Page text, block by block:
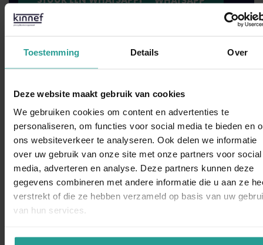
Toestemming Details Over
Deze website maakt gebruik van cookies
We gebruiken cookies om content en advertenties te
personaliseren, om functies voor social media te bieden en
ons websiteverkeer te analyseren. Ook delen we informatie
over uw gebruik van onze site met onze partners voor social
media, adverteren en analyse. Deze partners kunnen deze
gegevens combineren met andere informatie die u aan ze
verstrekt of die ze hebben verzameld op basis van uw
van hun services.
Dit zeggen opdrachtgevers over Kinnef
“Kinnef Plaagdiermanagement heeft bij ons op en adequate
manier de ongedierte bestrijding uitgevoerd. Wij zijn zeer
tevreden over de snelheid van handelen de grondige wijze
van harte aan.”